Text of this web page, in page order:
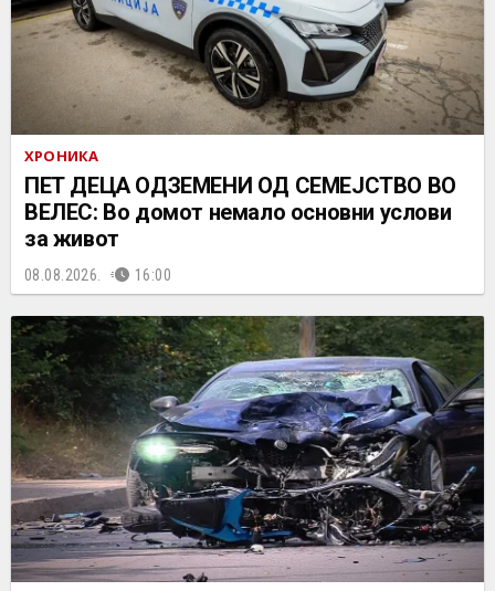
ХРОНИКА
ПЕТ ДЕЦА ОДЗЕМЕНИ ОД СЕМЕЈСТВО ВО
ВЕЛЕС: Во домот немало основни услови
за живот
08.08.2026. 16:00